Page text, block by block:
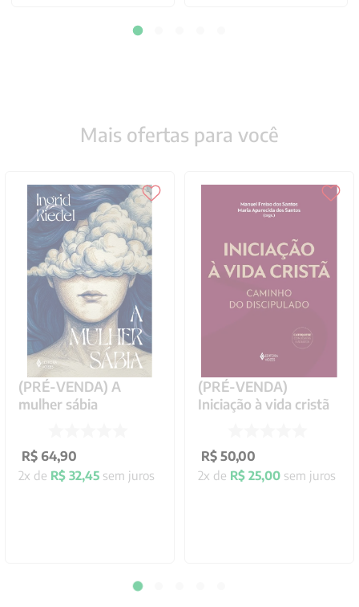
Mais ofertas para você
(PRÉ-VENDA) A
mulher sábia
R$ 64,90
2x de R$ 32,45 sem juros
(PRÉ-VENDA)
Iniciação à vida cristã
R$ 50,00
2x de R$ 25,00 sem juros